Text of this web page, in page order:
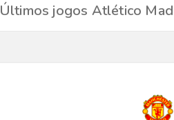
Últimos jogos Atlético